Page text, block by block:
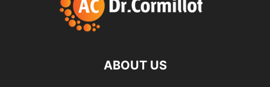
ABOUT US